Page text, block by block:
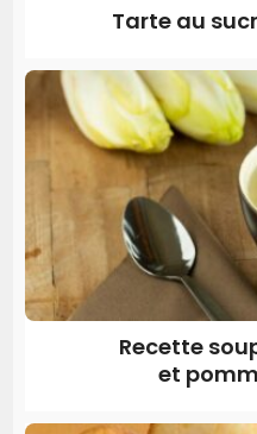
Tarte au
Recette
et